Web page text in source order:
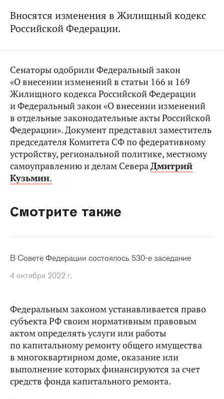
Вносятся изменения в Жилищный кодекс
Российской Федерации.
Сенаторы одобрили Федеральный закон
«О внесении изменений в статьи 166 и 169
Жилищного кодекса Российской Федерации
и Федеральный закон «О внесении изменений
в отдельные законодательные акты Российской
Федерации». Документ представил заместитель
председателя Комитета СФ по федеративному
устройству, региональной политике, местному
самоуправлению и делам СевераДмитрий
Кузьмин.
Смотрите также
В Совете Федерации состоялось 530-е заседание
4 октября 2022 г.
Федеральным законом устанавливается право
субъекта РФ своим нормативным правовым
актом определять услуги или работы
по капитальному ремонту общего имущества
в многоквартирном доме, оказание или
выполнение которых финансируются за счет
средств фонда капитального ремонта.